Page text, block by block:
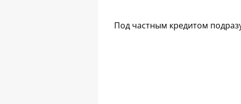
Под частным кредитом